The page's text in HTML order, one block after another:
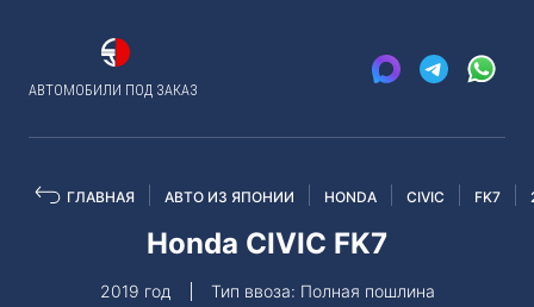
АВТОМОБИЛИ ПОД ЗАКАЗ
ГЛАВНАЯ АВТО ИЗ ЯПОНИИ HONDA CIVIC FK7
Honda CIVIC FK7
2019 год Тип ввоза: Полная пошлина